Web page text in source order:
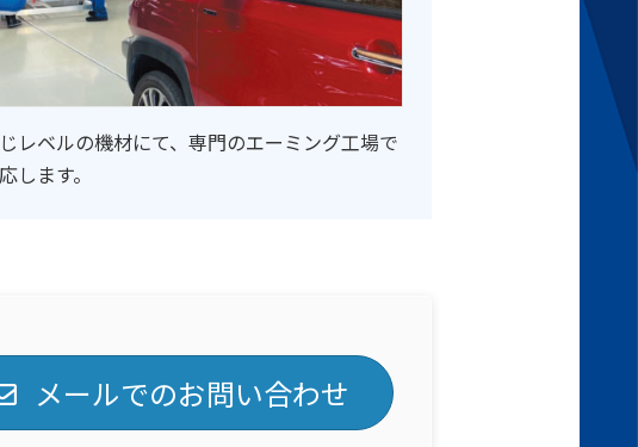
レベルの機材にて、専門のエーミング工場で
します。
メールでのお問い合わせ